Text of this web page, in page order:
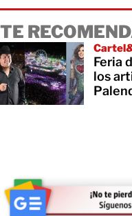
TE
Feria
los